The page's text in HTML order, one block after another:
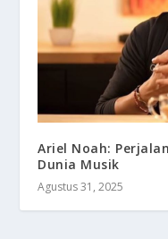
Ariel Noah:
Dunia Musik
Agustus 31, 2025